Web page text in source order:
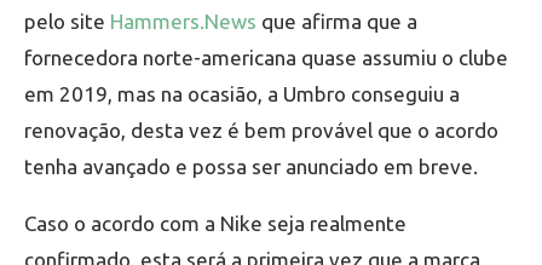
pelo site Hammers.News que afirma que a
fornecedora norte-americana quase assumiu o clube
em 2019, mas na ocasião, a Umbro conseguiu a
renovação, desta vez é bem provável que o acordo
tenha avançado e possa ser anunciado em breve.
Caso o acordo com a Nike seja realmente
confirmado, esta será a primeira vez que a marca